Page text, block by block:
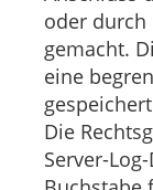
oder durch
gemacht.
eine
Die
Server-